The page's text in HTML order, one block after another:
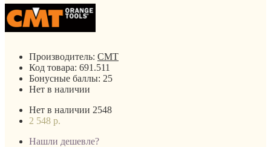
Производитель: CMT
Код товара: 691.511
Бонусные баллы: 25
Нет в наличии
Нет в наличии 2548
2 548 р.
Нашли дешевле?